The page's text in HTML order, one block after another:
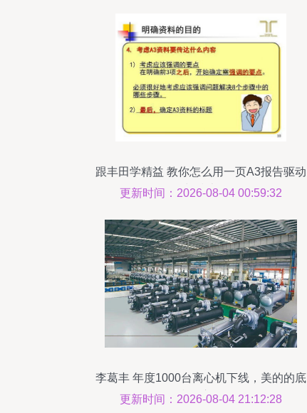
跟丰田学精益 教你怎么用一页A3报告驱动
销售与技术咨询
更新时间：2026-08-04 00:59:32
李葛丰 年度1000台离心机下线，美的的底
气和野心何在
更新时间：2026-08-04 21:12:28